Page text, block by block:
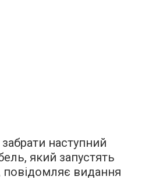
наступний
який запустять
повідомляє видання